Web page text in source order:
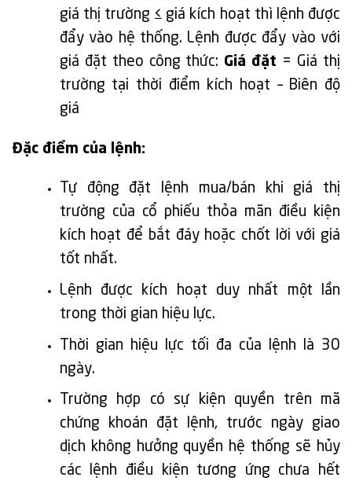
giá thị trường ≤ giá kích hoạt thì lệnh được
đẩy vào hệ thống. Lệnh được đẩy vào với
giá đặt theo công thức: Giá đặt = Giá thị
trường tại thời điểm kích hoạt – Biên độ
giá
Đặc điểm của lệnh:
Tự động đặt lệnh mua/bán khi giá thị
trường của cổ phiếu thỏa mãn điều kiện
kích hoạt để bắt đáy hoặc chốt lời với giá
tốt nhất.
Lệnh được kích hoạt duy nhất một lần
trong thời gian hiệu lực.
Thời gian hiệu lực tối đa của lệnh là 30
ngày.
Trường hợp có sự kiện quyền trên mã
chứng khoán đặt lệnh, trước ngày giao
dịch không hưởng quyền hệ thống sẽ hủy
các lệnh điều kiện tương ứng chưa hết